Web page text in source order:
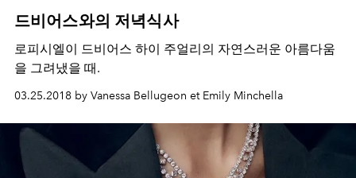
드비어스와의 저녁식사
로피시엘이 드비어스 하이 주얼리의 자연스러운 아름다움
을 그려냈을 때.
03.25.2018 by Vanessa Bellugeon et Emily Minchella